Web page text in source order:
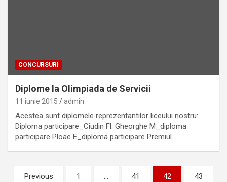
CONCURSURI
Diplome la Olimpiada de Servicii
11 iunie 2015 admin
Acestea sunt diplomele reprezentantilor liceului nostru:
Diploma participare_Ciudin Fl. Gheorghe M_diploma
participare Ploae E_diploma participare Premiul…
Paginație
Previous 1 … 41 42 43